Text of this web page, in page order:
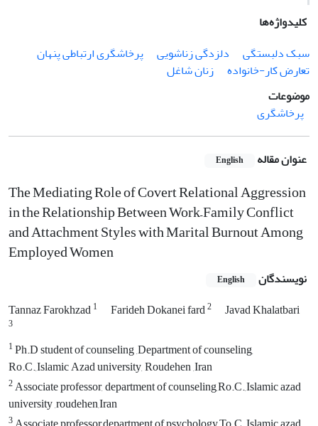
کلیدواژه‌ها
سبک دلبستگی
دلزدگی زناشویی
پرخاشگری ارتباطی پنهان
تعارض کار-خانواده
زنان شاغل
موضوعات
پرخاشگری
عنوان مقاله English
The Mediating Role ofCovert Relational Aggression
in the Relationship Between Work–Family Conflict
and Attachment Styles with Marital Burnout Among
Employed Women
نویسندگان English
Tannaz Farokhzad1 Farideh Dokanei fard2 Javad Khalatbari
3
1Ph.D student of counseling ,Department of counseling,
Ro.C.,Islamic Azad university, Roudehen ,Iran
2Associate professor, department of counseling,Ro.C.,Islamic azad
university ,roudehen,Iran
3